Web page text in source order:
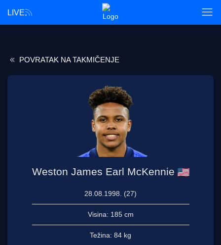
LIVE
POVRATAK NA TAKMIČENJE
Weston James Earl McKennie
28.08.1998. (27)
Visina: 185 cm
Težina: 84 kg